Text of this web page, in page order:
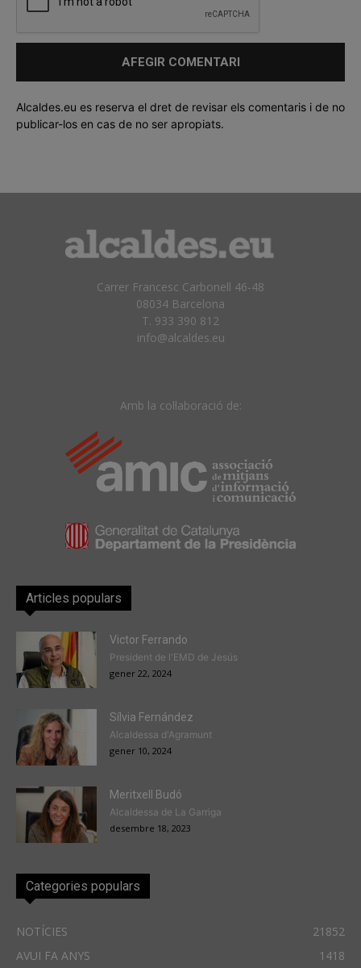
Alcaldes.eu es reserva el dret de revisar els comentaris i de no
publicar-los en cas de no ser apropiats.
Carrer Francesc Carbonell 46-48
08034 Barcelona
T. 933 390 812
info@alcaldes.eu
Amb la col·laboració de:
Articles populars
Victor Ferrando
President de l'EMD de Jesús
gener 22, 2024
Sílvia Fernández
Alcaldessa d'Agramunt
gener 10, 2024
Meritxell Budó
Alcaldessa de La Garriga
desembre 18, 2023
Categories populars
NOTÍCIES
21852
AVUI FA ANYS
1418